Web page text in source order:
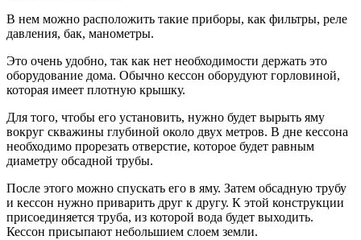
В нем можно расположить такие приборы, как фильтры, реле
давления, бак, манометры.
Это очень удобно, так как нет необходимости держать это
оборудование дома. Обычно кессон оборудуют горловиной,
которая имеет плотную крышку.
Для того, чтобы его установить, нужно будет вырыть яму
вокруг скважины глубиной около двух метров. В дне кессона
необходимо прорезать отверстие, которое будет равным
диаметру обсадной трубы.
После этого можно спускать его в яму. Затем обсадную трубу
и кессон нужно приварить друг к другу. К этой конструкции
присоединяется труба, из которой вода будет выходить.
Кессон присыпают небольшием слоем земли.